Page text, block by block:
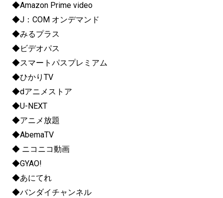
◆Amazon Prime video
◆J：COM オンデマンド
◆みるプラス
◆ビデオパス
◆スマートパスプレミアム
◆ひかりTV
◆dアニメストア
◆U-NEXT
◆アニメ放題
◆AbemaTV
◆ ニコニコ動画
◆GYAO!
◆あにてれ
◆バンダイチャンネル